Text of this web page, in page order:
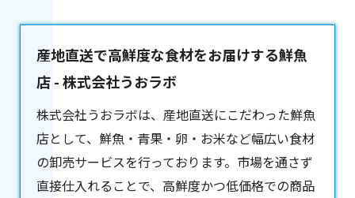
産地直送で高鮮度な食材をお届けする鮮魚
店 - 株式会社うおラボ
株式会社うおラボは、産地直送にこだわった鮮魚
店として、鮮魚・青果・卵・お米など幅広い食材
の卸売サービスを行っております。市場を通さず
直接仕入れることで、高鮮度かつ低価格での商品